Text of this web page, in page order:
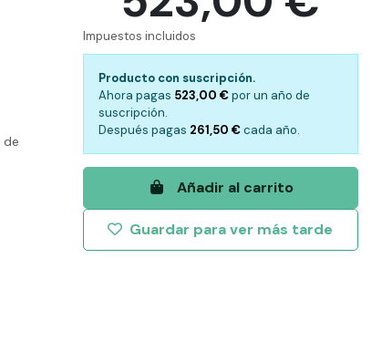
de
Impuestos incluidos
Producto con suscripción.
Ahora pagas 523,00 €porun año de
suscripción.
Después pagas 261,50 €cada año.
Añadir al carrito